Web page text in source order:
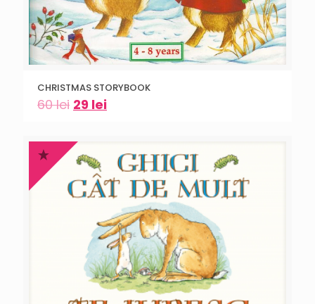
CHRISTMAS STORYBOOK
60lei 29 lei